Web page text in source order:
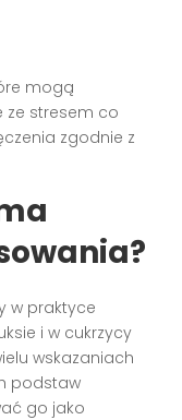
mogą
ze stresem co
zgodnie z
w praktyce
i w cukrzycy
wskazaniach
podstaw
go jako